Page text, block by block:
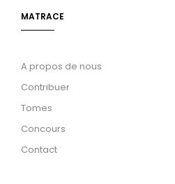
MATRACE
A propos de nous
Contribuer
Tomes
Concours
Contact